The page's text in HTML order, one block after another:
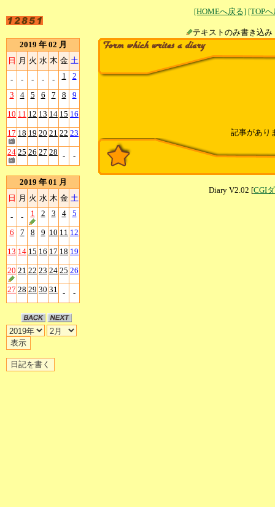
[HOMEへ戻る] [TOP
テキストのみ書
2019 年 02 月
日 月 火 水 木 金 土
- - - - - 1 2
3 4 5 6 7 8 9
10 11 12 13 14 15 16
17 18 19 20 21 22 23
24 25 26 27 28 - -
2019 年 01 月
日 月 火 水 木 金 土
- - 1 2 3 4 5
6 7 8 9 10 11 12
13 14 15 16 17 18 19
20 21 22 23 24 25 26
27 28 29 30 31 - -
記事があり
Diary V2.02 [CGI